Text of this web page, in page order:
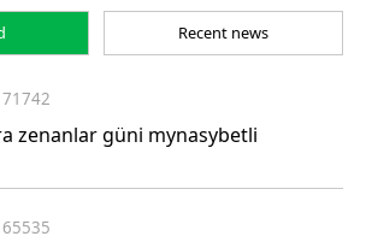
Recent news
71742
zenanlar güni mynasybetli
65535